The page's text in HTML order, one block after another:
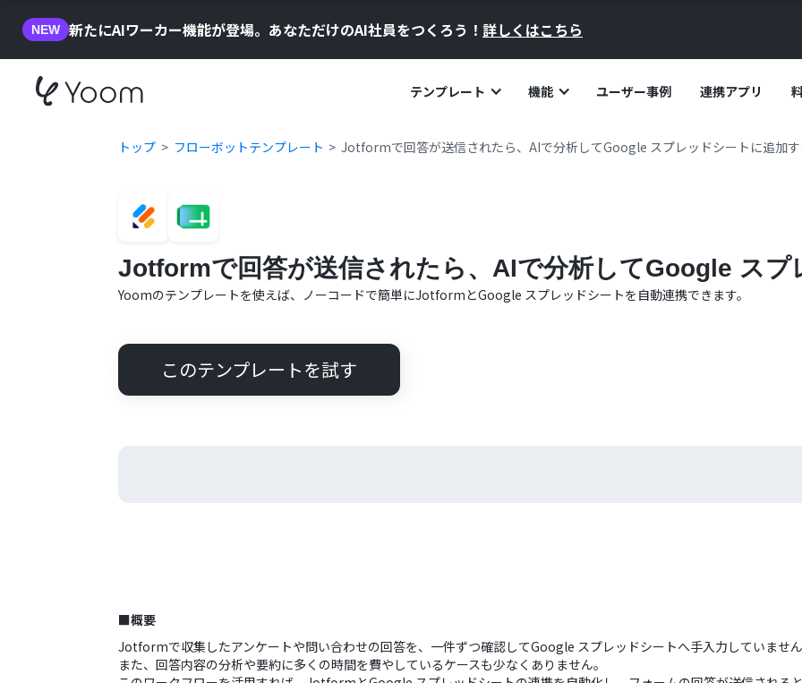
NEW 新たにAIワーカー機能が登場。あなただけのAI社員をつくろう！ 詳しくはこちら
テンプレート 機能 ユーザー事例 連携アプリ
トップ フローボットテンプレート Jotformで回答が送信されたら、AIで分析してGoogle スプレッドシートに追加
Jotformで回答が送信されたら、AIで分析してGoogle スプ
Yoomのテンプレートを使えば、ノーコードで簡単にJotformとGoogle スプレッドシートを自動連携できます。
このテンプレートを試す
■概要
Jotformで収集したアンケートや問い合わせの回答を、一件ずつ確認してGoogle スプレッドシートへ手入力していませ
また、回答内容の分析や要約に多くの時間を費やしているケースも少なくありません。